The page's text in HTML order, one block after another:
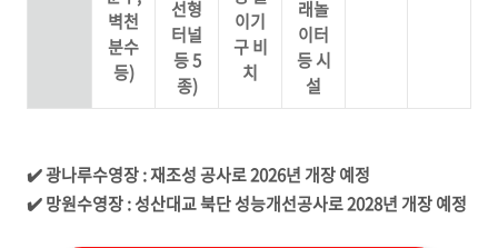
벽천
분수
등)
선형
터널
등 5
종)
이기
구 비
치
래놀
이터
등 시
설
✔️ 광나루수영장 : 재조성 공사로 2026년 개장 예정
✔️ 망원수영장 : 성산대교 북단 성능개선공사로 2028년 개장 예정